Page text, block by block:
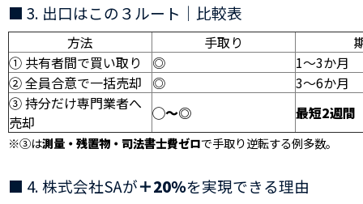
■ 3. 出口はこの３ルート｜比較表
方法 手取り
① 共有者間で買い取り
◎
1〜3か月
② 全員合意で一括売却
◎
3〜6か月
③ 持分だけ専門業者へ
売却
◯〜◎ 最短2週間
※③は測量・残置物・司法書士費ゼロで手取り逆転する例多数。
■ 4. 株式会社SAが＋20％を実現できる理由